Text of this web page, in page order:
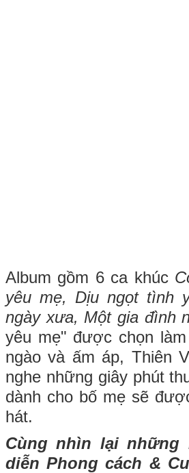
Album gồm 6 ca khúc
yêu mẹ, Dịu ngọt tình
ngày xưa, Một gia đình
yêu mẹ" được chọn
ngào và ấm áp, Thiên
nghe những giây phút
dành cho bố mẹ sẽ
hát.
Cùng nhìn lại những
diễn Phong cách &